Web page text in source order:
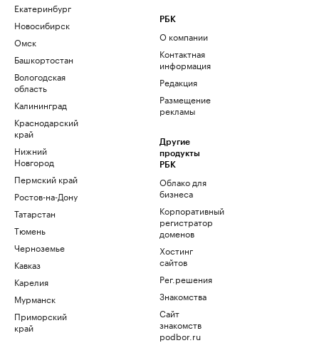
Екатеринбург
Новосибирск
Омск
Башкортостан
Вологодская
область
Калининград
Краснодарский
край
Нижний
Новгород
Пермский край
Ростов-на-Дону
Татарстан
Тюмень
Черноземье
Кавказ
Карелия
Мурманск
Приморский
край
РБК
О компании
Контактная
информация
Редакция
Размещение
рекламы
Другие
продукты
РБК
Облако для
бизнеса
Корпоративный
регистратор
доменов
Хостинг
сайтов
Рег.решения
Знакомства
Сайт
знакомств
podbor.ru